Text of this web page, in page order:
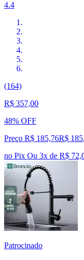
4.4
(164)
R$ 357,00
48% OFF
Preço R$ 185,76R$ 185,
no Pix Ou 3x de R$
Patrocinado